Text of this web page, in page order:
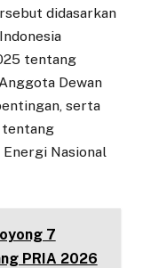
didasarkan
tentang
Dewan
serta
tentang
Nasional
7
PRIA 2026